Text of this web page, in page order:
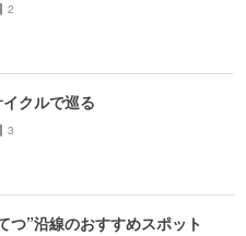
2
イクルで巡る
3
”沿線のおすすめスポット